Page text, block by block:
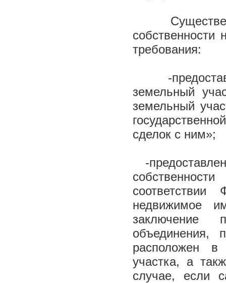
требования:
-
земельный
земельный
сделок с ним»;
-
недвижимое
заключение
объединения,
расположен в
участка, а
случае, если